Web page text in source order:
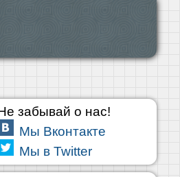
забывай о нас!
Мы Вконтакте
Мы в Twitter